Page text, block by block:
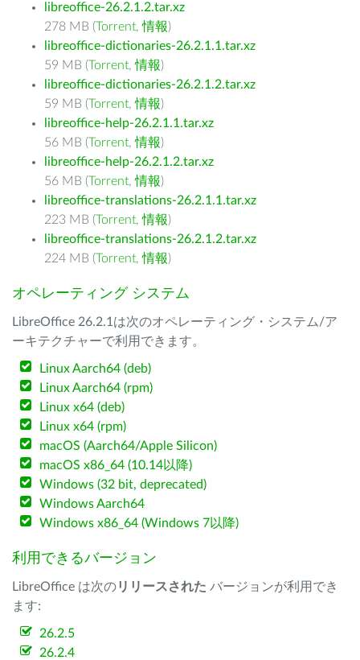
libreoffice-26.2.1.2.tar.xz
278 MB (Torrent,情報)
libreoffice-dictionaries-26.2.1.1.tar.xz
59 MB (Torrent,情報)
libreoffice-dictionaries-26.2.1.2.tar.xz
59 MB (Torrent,情報)
libreoffice-help-26.2.1.1.tar.xz
56 MB (Torrent,情報)
libreoffice-help-26.2.1.2.tar.xz
56 MB (Torrent,情報)
libreoffice-translations-26.2.1.1.tar.xz
223 MB (Torrent,情報)
libreoffice-translations-26.2.1.2.tar.xz
224 MB (Torrent,情報)
オペレーティング システム
LibreOffice 26.2.1は次のオペレーティング・システム/ア
ーキテクチャーで利用できます。
Linux Aarch64 (deb)
Linux Aarch64 (rpm)
Linux x64 (deb)
Linux x64 (rpm)
macOS (Aarch64/Apple Silicon)
macOS x86_64 (10.14以降)
Windows (32 bit, deprecated)
Windows Aarch64
Windows x86_64 (Windows 7以降)
利用できるバージョン
LibreOffice は次のリリースされた バージョンが利用でき
ます:
26.2.5
26.2.4